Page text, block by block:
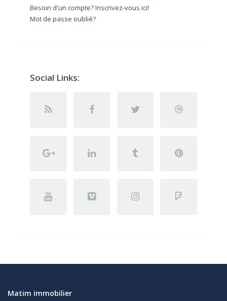
Besoin d'un compte? Inscrivez-vous ici!
Mot de passe oublié?
Social Links:
Matim immobilier